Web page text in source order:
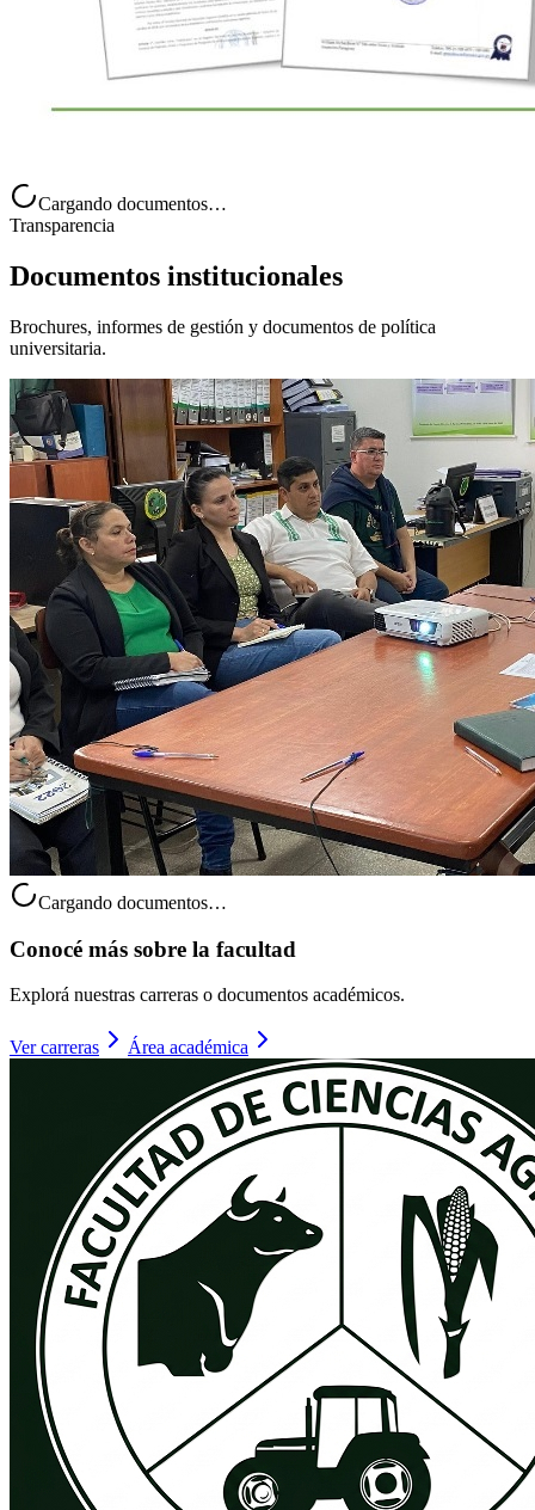
Cargando documentos…
Transparencia
Documentos institucionales
Brochures, informes de gestión y documentos de política
universitaria.
Cargando documentos…
Conocé más sobre la facultad
Explorá nuestras carreras o documentos académicos.
Ver carreras Área académica